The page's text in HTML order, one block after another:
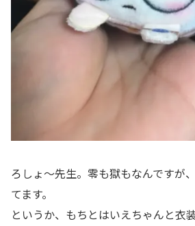
ろしょ～先生。零も獄もなんですが
てます。
というか、もちとはいえちゃんと衣